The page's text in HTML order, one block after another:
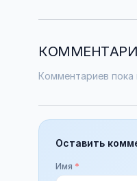
Комментариев
Оставить
Имя *